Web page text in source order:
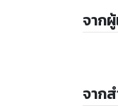
จาก
จาก